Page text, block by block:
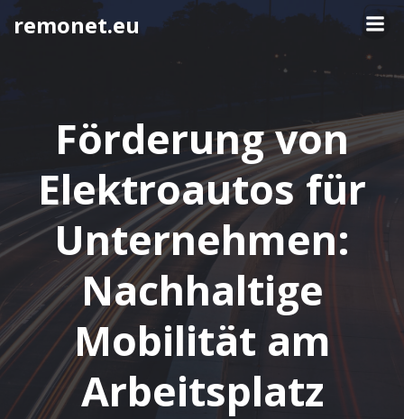
Springe
remonet.eu
Förderung von
Elektroautos für
Unternehmen:
Nachhaltige
Mobilität am
Arbeitsplatz